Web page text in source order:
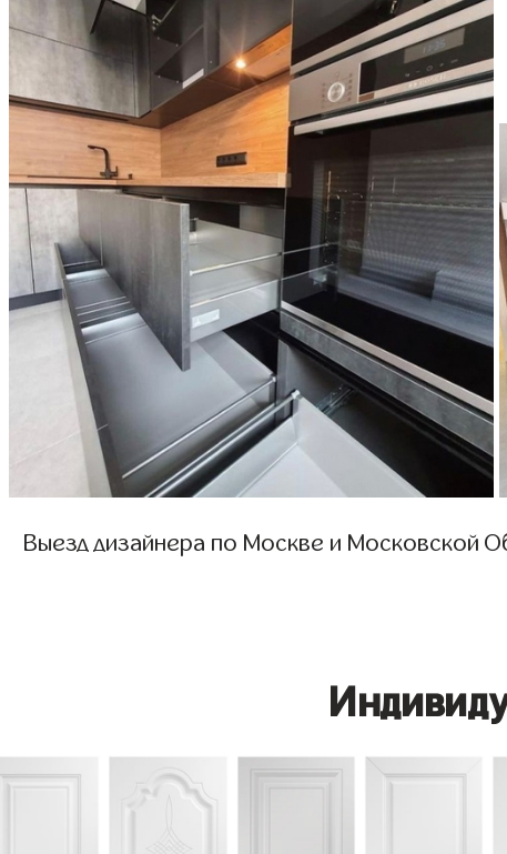
Выезд дизайнера по Москве и Московской